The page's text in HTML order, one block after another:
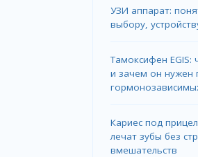
УЗИ аппарат:
выбору,
Тамоксифен EGIS:
и зачем он нужен
Кариес под
лечат зубы без
вмешательств